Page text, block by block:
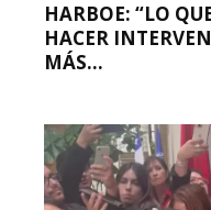
HARBOE: “LO
HACER
MÁS...